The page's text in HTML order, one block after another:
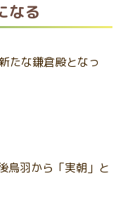
なる
たな鎌倉殿となっ
鳥羽から「実朝」と